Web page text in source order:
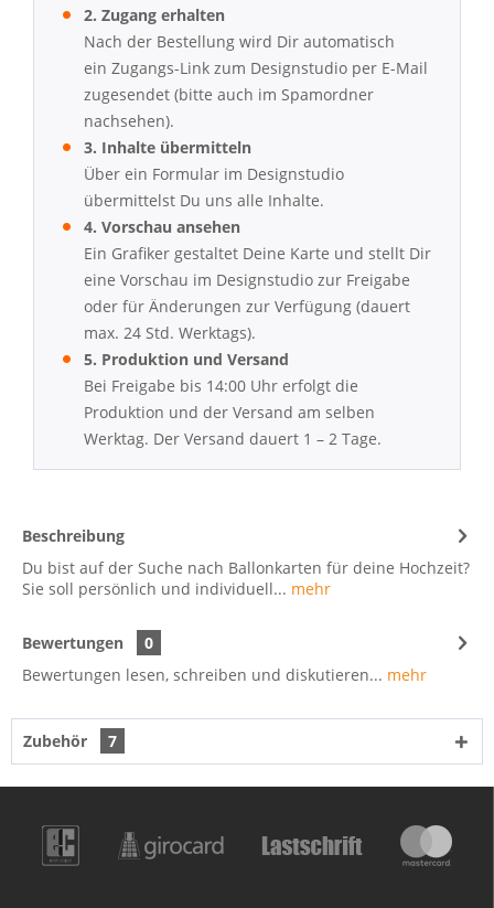
2. Zugang erhalten
Nach der Bestellung wird Dir automatisch
ein Zugangs-Link zum Designstudio per E-Mail
zugesendet (bitte auch im Spamordner
nachsehen).
3. Inhalte übermitteln
Über ein Formular im Designstudio
übermittelst Du uns alle Inhalte.
4. Vorschau ansehen
Ein Grafiker gestaltet Deine Karte und stellt Dir
eine Vorschau im Designstudio zur Freigabe
oder für Änderungen zur Verfügung (dauert
max. 24 Std. Werktags).
5. Produktion und Versand
Bei Freigabe bis 14:00 Uhr erfolgt die
Produktion und der Versand am selben
Werktag. Der Versand dauert 1 – 2 Tage.
Beschreibung
Du bist auf der Suche nach Ballonkarten für deine Hochzeit?
Sie soll persönlich und individuell... mehr
Bewertungen
0
Bewertungen lesen, schreiben und diskutieren... mehr
Zubehör 7